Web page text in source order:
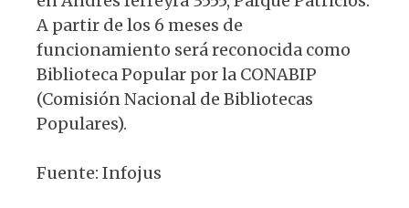
A partir de los 6 meses de
funcionamiento será reconocida como
Biblioteca Popular por la CONABIP
(Comisión Nacional de Bibliotecas
Populares).
Fuente: Infojus